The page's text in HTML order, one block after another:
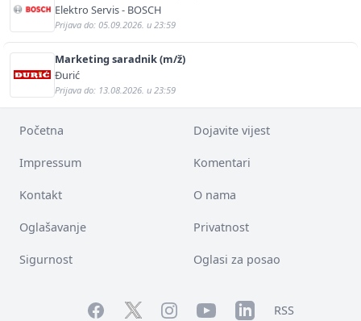
Elektro Servis - BOSCH
Prijava do: 05.09.2026. u 23:59
Marketing saradnik (m/ž)
Đurić
Prijava do: 13.08.2026. u 23:59
Početna Dojavite vijest
Impressum Komentari
Kontakt O nama
Oglašavanje Privatnost
Sigurnost Oglasi za posao
FacebookTwitterInstagramYouTubeLinkedInRSS